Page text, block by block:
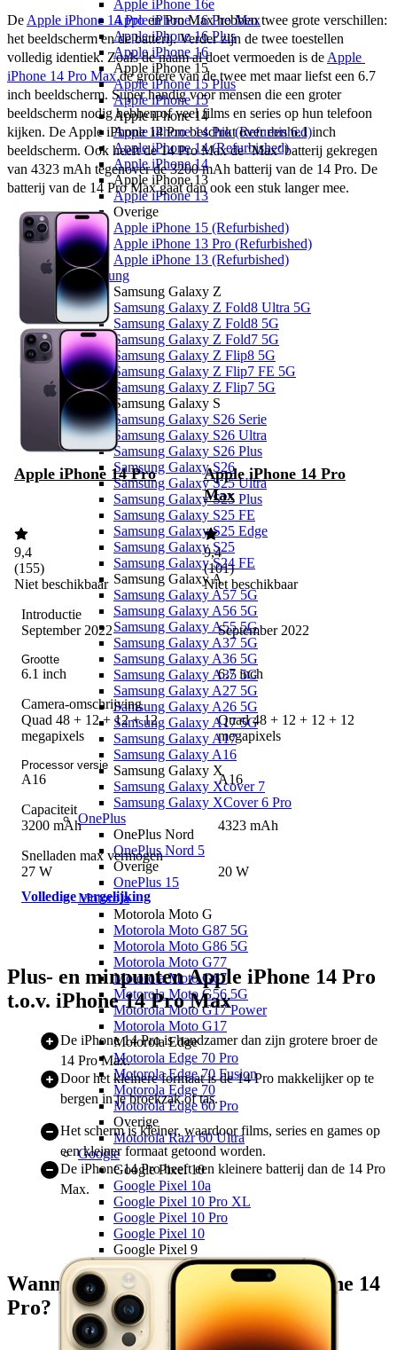
Apple iPhone 16e
Apple iPhone 16 Pro Max
Apple iPhone 16 Plus
Apple iPhone 16
Apple iPhone 15
Apple iPhone 15 Plus
Apple iPhone 15
Apple iPhone 14
Apple iPhone 14 Pro (Refurbished)
Apple iPhone 14 (Refurbished)
Apple iPhone 14
Apple iPhone 13
Apple iPhone 13
Overige
Apple iPhone 15 (Refurbished)
Apple iPhone 13 Pro (Refurbished)
Apple iPhone 13 (Refurbished)
Samsung
Samsung Galaxy Z
Samsung Galaxy Z Fold8 Ultra 5G
Samsung Galaxy Z Fold8 5G
Samsung Galaxy Z Fold7 5G
Samsung Galaxy Z Flip8 5G
Samsung Galaxy Z Flip7 FE 5G
Samsung Galaxy Z Flip7 5G
Samsung Galaxy S
Samsung Galaxy S26 Serie
Samsung Galaxy S26 Ultra
Samsung Galaxy S26 Plus
Samsung Galaxy S26
Samsung Galaxy S25 Ultra
Samsung Galaxy S25 Plus
Samsung Galaxy S25 FE
Samsung Galaxy S25 Edge
Samsung Galaxy S25
Samsung Galaxy S24 FE
Samsung Galaxy A
Samsung Galaxy A57 5G
Samsung Galaxy A56 5G
Samsung Galaxy A55 5G
Samsung Galaxy A37 5G
Samsung Galaxy A36 5G
Samsung Galaxy A35 5G
Samsung Galaxy A27 5G
Samsung Galaxy A26 5G
Samsung Galaxy A17 5G
Samsung Galaxy A17
Samsung Galaxy A16
Samsung Galaxy X
Samsung Galaxy Xcover 7
Samsung Galaxy XCover 6 Pro
OnePlus
OnePlus Nord
OnePlus Nord 5
Overige
OnePlus 15
Motorola
Motorola Moto G
Motorola Moto G87 5G
Motorola Moto G86 5G
Motorola Moto G77
Motorola Moto G67
Motorola Moto G56 5G
Motorola Moto G17 Power
Motorola Moto G17
Motorola Edge
Motorola Edge 70 Pro
Motorola Edge 70 Fusion
Motorola Edge 70
Motorola Edge 60 Pro
Overige
Motorola Razr 60 Ultra
Google
Google Pixel 10
Google Pixel 10a
Google Pixel 10 Pro XL
Google Pixel 10 Pro
Google Pixel 10
Google Pixel 9
Google Pixel 9a
Google Pixel 9 Pro XL
Overige
Google Pixel 8a
OPPO
OPPO Reno
De Apple iPhone 14 Pro en Pro Max hebben twee grote verschillen:
het beeldscherm en de batterij. Verder zijn de twee toestellen
volledig identiek. Zoals de naam al doet vermoeden is de Apple
iPhone 14 Pro Max de grotere van de twee met maar liefst een 6.7
inch beeldscherm. Super handig voor mensen die een groter
beeldscherm nodig hebben of veel films en series op hun telefoon
kijken. De Apple iPhone 14 Pro beschikt over een 6.1 inch
beeldscherm. Ook heeft de 14 Pro Max de ‘Max’ batterij gekregen
van 4323 mAh tegenover de 3200 mAh batterij van de 14 Pro. De
batterij van de 14 Pro Max gaat dan ook een stuk langer mee.
Apple iPhone 14 Pro
9,4
(155)
Niet beschikbaar
Apple iPhone 14 Pro
Max
9,4
(101)
Niet beschikbaar
Introductie
September 2022
September 2022
Grootte
6.1 inch
6.7 inch
Camera-omschrijving
Quad 48 + 12 + 12 + 12
megapixels
Quad 48 + 12 + 12 + 12
megapixels
Processor versie
A16
A16
Capaciteit
3200 mAh
4323 mAh
Snelladen max vermogen
27 W
20 W
Volledige vergelijking
Plus- en minpunten Apple iPhone 14 Pro
t.o.v. iPhone 14 Pro Max
De iPhone 14 Pro is handzamer dan zijn grotere broer de
14 Pro Max.
Door het kleinere formaat is de 14 Pro makkelijker op te
bergen in je broekzak of tas.
Het scherm is kleiner, waardoor films, series en games op
een kleiner formaat getoond worden.
De iPhone 14 Pro heeft een kleinere batterij dan de 14 Pro
Max.
Wanneer kies je voor de Apple iPhone 14
Pro?